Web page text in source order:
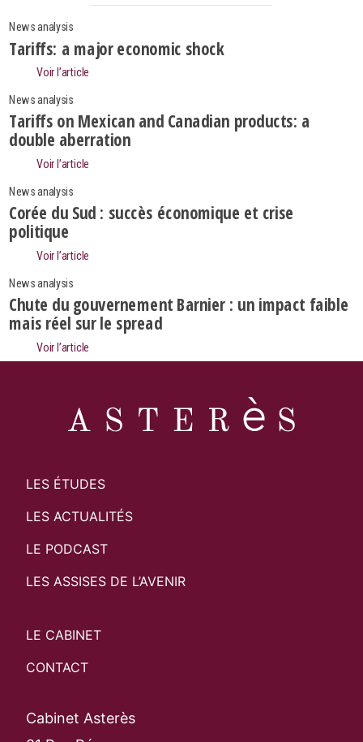
News analysis
Tariffs: a major economic shock
Voir l’article
News analysis
Tariffs on Mexican and Canadian products: a
double aberration
Voir l’article
News analysis
Corée du Sud : succès économique et crise
politique
Voir l’article
News analysis
Chute du gouvernement Barnier : un impact faible
mais réel sur le spread
Voir l’article
LES ÉTUDES
LES ACTUALITÉS
LE PODCAST
LES ASSISES DE L’AVENIR
LE CABINET
CONTACT
Cabinet Asterès